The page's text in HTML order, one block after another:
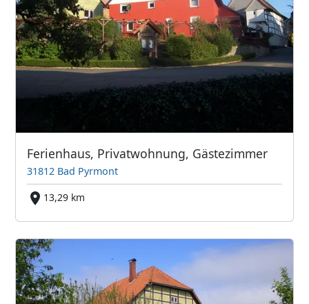
Ferienhaus, Privatwohnung, Gästezimmer
31812 Bad Pyrmont
13,29 km